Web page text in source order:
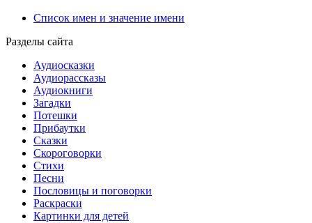
Список имен и значение имени
Разделы сайта
Аудиосказки
Аудиорассказы
Аудиокниги
Загадки
Потешки
Прибаутки
Сказки
Скороговорки
Стихи
Песни
Пословицы и поговорки
Раскраски
Картинки для детей